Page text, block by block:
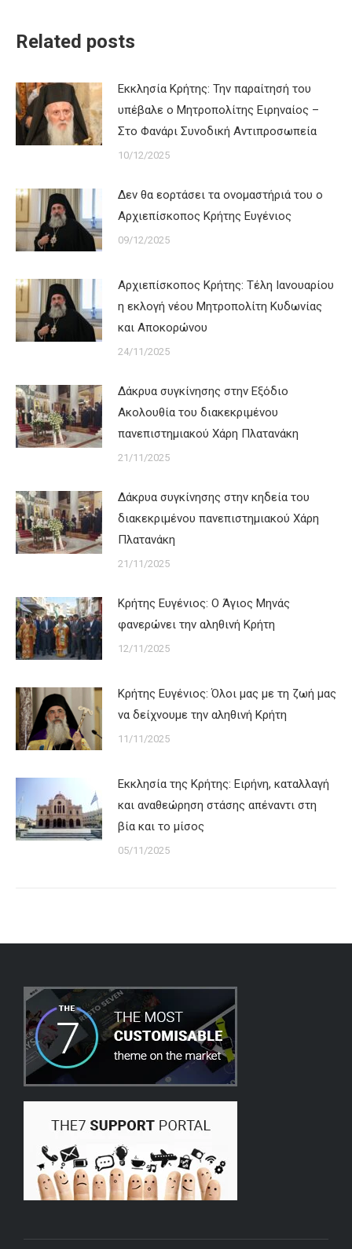
Related posts
Εκκλησία Κρήτης: Την παραίτησή του
υπέβαλε ο Μητροπολίτης Ειρηναίος –
Στο Φανάρι Συνοδική Αντιπροσωπεία
10/12/2025
Δεν θα εορτάσει τα ονομαστήριά του ο
Αρχιεπίσκοπος Κρήτης Ευγένιος
09/12/2025
Αρχιεπίσκοπος Κρήτης: Τέλη Ιανουαρίου
η εκλογή νέου Μητροπολίτη Κυδωνίας
και Αποκορώνου
24/11/2025
Δάκρυα συγκίνησης στην Εξόδιο
Ακολουθία του διακεκριμένου
πανεπιστημιακού Χάρη Πλατανάκη
21/11/2025
Δάκρυα συγκίνησης στην κηδεία του
διακεκριμένου πανεπιστημιακού Χάρη
Πλατανάκη
21/11/2025
Κρήτης Ευγένιος: Ο Άγιος Μηνάς
φανερώνει την αληθινή Κρήτη
12/11/2025
Κρήτης Ευγένιος: Όλοι μας με τη ζωή μας
να δείχνουμε την αληθινή Κρήτη
11/11/2025
Εκκλησία της Κρήτης: Ειρήνη, καταλλαγή
και αναθεώρηση στάσης απέναντι στη
βία και το μίσος
05/11/2025